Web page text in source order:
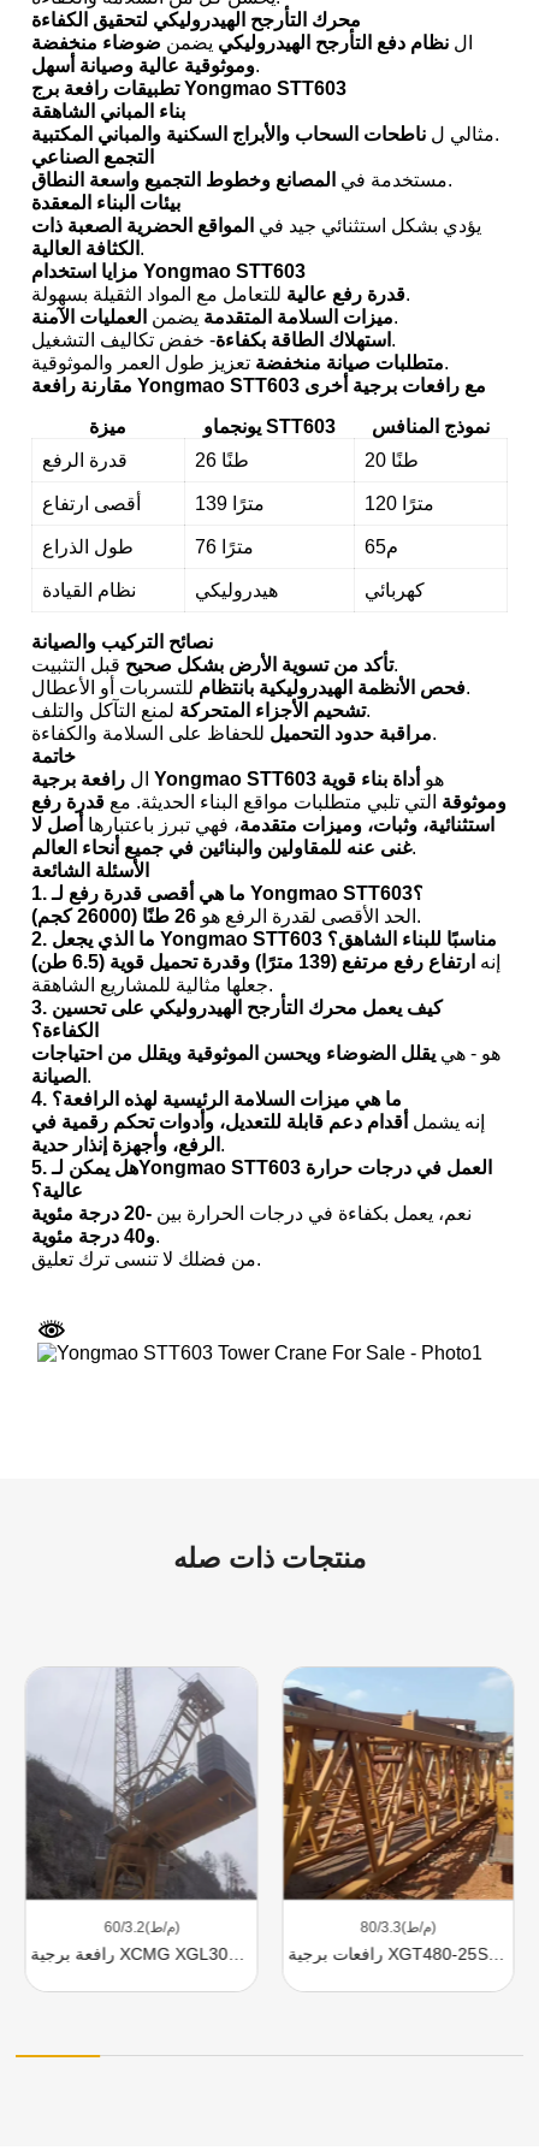
محرك التأرجح الهيدروليكي لتحقيق الكفاءة
ال نظام دفع التأرجح الهيدروليكي يضمن ضوضاء منخفضة
وموثوقية عالية وصيانة أسهل.
تطبيقات رافعة برج Yongmao STT603
بناء المباني الشاهقة
مثالي ل ناطحات السحاب والأبراج السكنية والمباني المكتبية
.
التجمع الصناعي
مستخدمة في المصانع وخطوط التجميع واسعة النطاق
.
بيئات البناء المعقدة
يؤدي بشكل استثنائي جيد في المواقع الحضرية الصعبة ذات
الكثافة العالية .
مزايا استخدام Yongmao STT603
قدرة رفع عاليةللتعامل مع المواد الثقيلة بسهولة.
ميزات السلامة المتقدمة يضمن العمليات الآمنة
.
استهلاك الطاقة بكفاءة - خفض تكاليف التشغيل.
متطلبات صيانة منخفضةتعزيز طول العمر والموثوقية.
مقارنة رافعة Yongmao STT603 مع رافعات برجية أخرى
ميزة
يونجماو STT603
نموذج المنافس
قدرة الرفع
26 طنًا 20 طنًا
أقصى ارتفاع 139 مترًا 120 مترًا
طول الذراع 76 مترًا 65م
نظام القيادة هيدروليكي كهربائي
نصائح التركيب والصيانة
تأكد من تسوية الأرض بشكل صحيحقبل التثبيت.
فحص الأنظمة الهيدروليكية بانتظامللتسربات أو الأعطال.
تشحيم الأجزاء المتحركةلمنع التآكل والتلف.
مراقبة حدود التحميلللحفاظ على السلامة والكفاءة.
خاتمة
ال رافعة برجية Yongmao STT603 هو أداة بناء قوية
وموثوقة التي تلبي متطلبات مواقع البناء الحديثة. مع قدرة رفع
استثنائية، وثبات، وميزات متقدمة، فهي تبرز باعتبارها أصل لا
غنى عنه للمقاولين والبنائين في جميع أنحاء العالم.
الأسئلة الشائعة
1. ما هي أقصى قدرة رفع لـ Yongmao STT603؟
الحد الأقصى لقدرة الرفع هو 26 طنًا (26000 كجم)
.
2. ما الذي يجعل Yongmao STT603 مناسبًا للبناء الشاهق؟
إنه ارتفاع رفع مرتفع (139 مترًا) وقدرة تحميل قوية (6.5 طن)
جعلها مثالية للمشاريع الشاهقة.
3. كيف يعمل محرك التأرجح الهيدروليكي على تحسين
الكفاءة؟
هو - هي يقلل الضوضاء ويحسن الموثوقية ويقلل من احتياجات
الصيانة .
4. ما هي ميزات السلامة الرئيسية لهذه الرافعة؟
إنه يشمل أقدام دعم قابلة للتعديل، وأدوات تحكم رقمية في
الرفع، وأجهزة إنذار حدية .
5. هل يمكن لـYongmao STT603 العمل في درجات حرارة
عالية؟
نعم، يعمل بكفاءة في درجات الحرارة بين
-20 درجة مئوية
و40 درجة مئوية.
من فضلك لا تنسى ترك تعليق.
منتجات ذات صله
60/3.2(م/ط)
رافعة برجية XCMG XGL300-18S 18t للبيع موديل 2023
80/3.3(م/ط)
رافعات برجية XGT480-25S1 للبيع